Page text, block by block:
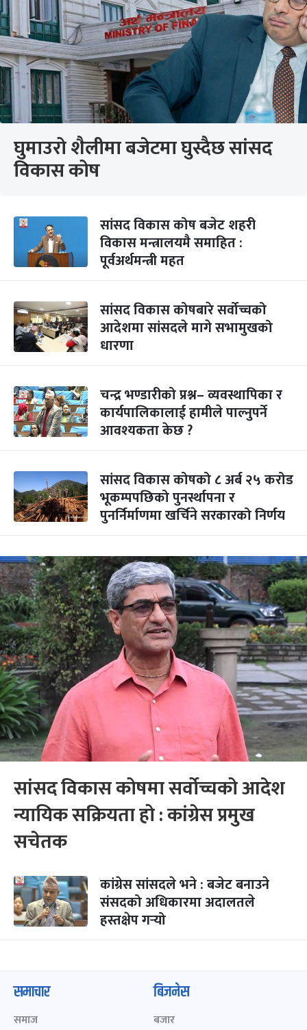
घुमाउरो शैलीमा बजेटमा घुस्दैछ सांसद
विकास कोष
सांसद विकास कोष बजेट शहरी
विकास मन्त्रालयमै समाहित :
पूर्वअर्थमन्त्री महत
सांसद विकास कोषबारे सर्वोच्चको
आदेशमा सांसदले मागे सभामुखको
धारणा
चन्द्र भण्डारीको प्रश्न– व्यवस्थापिका र
कार्यपालिकालाई हामीले पाल्नुपर्ने
आवश्यकता केछ ?
सांसद विकास कोषको ८ अर्ब २५ करोड
भूकम्पपछिको पुनर्स्थापना र
पुनर्निर्माणमा खर्चिने सरकारको निर्णय
सांसद विकास कोषमा सर्वोच्चको आदेश
न्यायिक सक्रियता हो : कांग्रेस प्रमुख
सचेतक
कांग्रेस सांसदले भने : बजेट बनाउने
संसदको अधिकारमा अदालतले
हस्तक्षेप गर्‍यो
समाचार
समाज
बिजनेस
बजार